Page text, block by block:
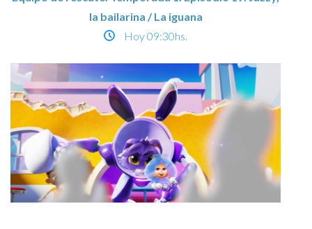
la bailarina / La iguana
Hoy09:30hs.